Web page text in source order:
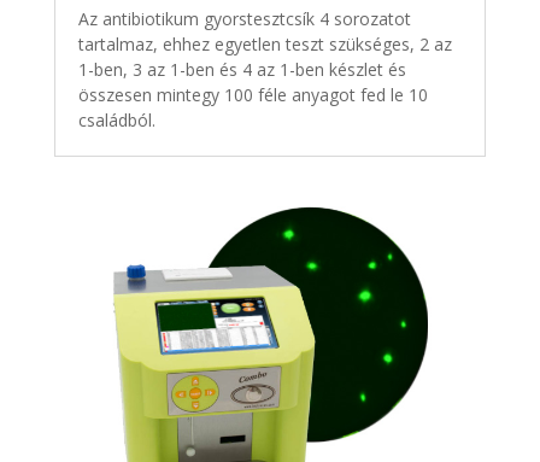
Az antibiotikum gyorstesztcsík 4 sorozatot
tartalmaz, ehhez egyetlen teszt szükséges, 2 az
1-ben, 3 az 1-ben és 4 az 1-ben készlet és
összesen mintegy 100 féle anyagot fed le 10
családból.